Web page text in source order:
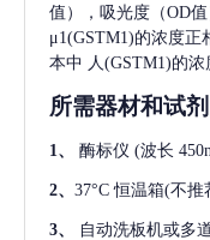
值），吸光度（OD
μ1(GSTM1)的浓度正
本中 人(GSTM1)的浓
所需器材和试剂
1、 酶标仪 (波长
2、 37°C 恒温箱(不
3、 自动洗板机或多